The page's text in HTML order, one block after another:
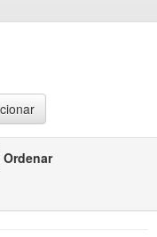
Ordenar